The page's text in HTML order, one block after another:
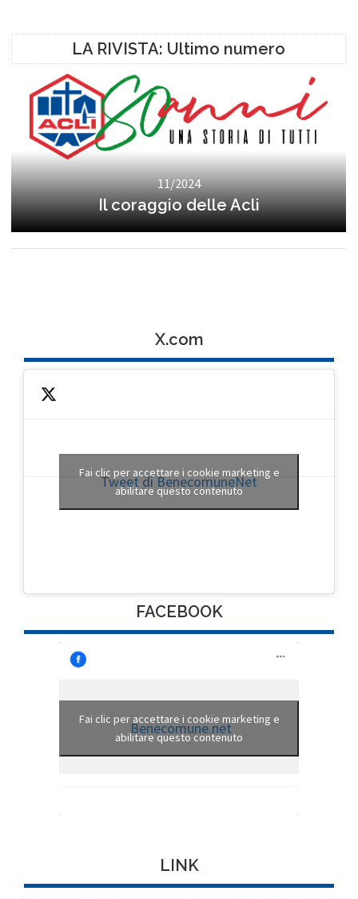
LA RIVISTA: Ultimo numero
11/2024
Il coraggio delle Acli
X.com
Tweet di BenecomuneNet
Fai clic per accettare i cookie marketing e
abilitare questo contenuto
FACEBOOK
Benecomune.net
Fai clic per accettare i cookie marketing e
abilitare questo contenuto
LINK